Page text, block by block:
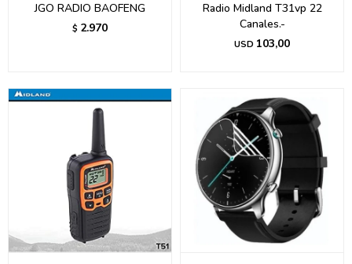
JGO RADIO BAOFENG
$ 2.970
Radio Midland T31vp 22
Canales.-
USD 103,00